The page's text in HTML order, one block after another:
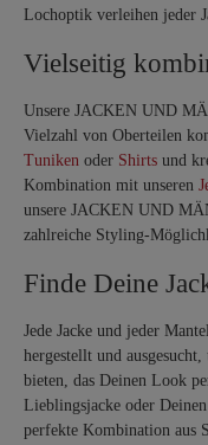
Lochoptik verleihen jeder
Vielseitig
Unsere JACKEN UND
Vielzahl von Oberteilen
Tuniken oder Shirts und
Kombination mit unseren
unsere JACKEN UND
zahlreiche Styling-
Finde Deine
Jede Jacke und jeder
hergestellt und
bieten, das Deinen Look
Lieblingsjacke oder
perfekte Kombination aus